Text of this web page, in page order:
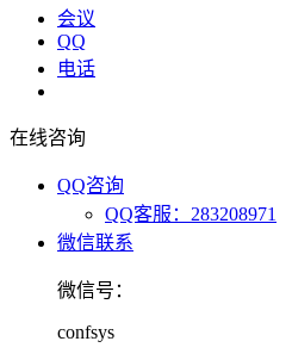
会议
QQ
电话
在线咨询
QQ咨询
QQ客服：283208971
微信联系
微信号：
confsys